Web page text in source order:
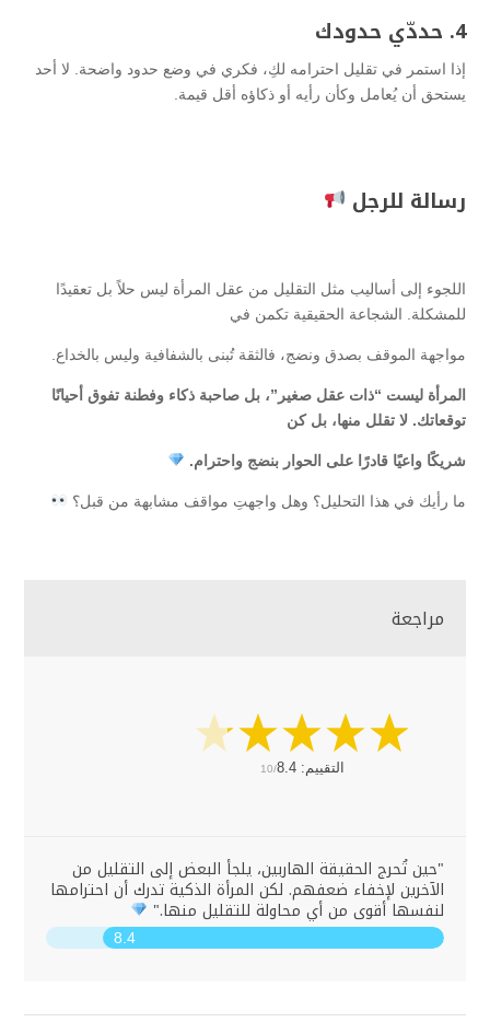
4. حددّي حدودك
إذا استمر في تقليل احترامه لكِ، فكري في وضع حدود واضحة. لا أحد
يستحق أن يُعامل وكأن رأيه أو ذكاؤه أقل قيمة.
رسالة للرجل
اللجوء إلى أساليب مثل التقليل من عقل المرأة ليس حلاً بل تعقيدًا
للمشكلة. الشجاعة الحقيقية تكمن في
مواجهة الموقف بصدق ونضج، فالثقة تُبنى بالشفافية وليس بالخداع.
المرأة ليست “ذات عقل صغير”، بل صاحبة ذكاء وفطنة تفوق أحيانًا
توقعاتك. لا تقلل منها، بل كن
شريكًا واعيًا قادرًا على الحوار بنضج واحترام.
ما رأيك في هذا التحليل؟ وهل واجهتِ مواقف مشابهة من قبل؟
مراجعة
التقييم: 10/8.4
"حين تُحرج الحقيقة الهاربين، يلجأ البعض إلى التقليل من
الآخرين لإخفاء ضعفهم. لكن المرأة الذكية تدرك أن احترامها
لنفسها أقوى من أي محاولة للتقليل منها."
8.4